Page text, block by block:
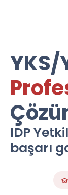
YKS/
IDP
başarı